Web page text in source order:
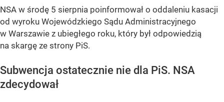
NSA w środę 5 sierpnia poinformował o oddaleniu kasacji
od wyroku Wojewódzkiego Sądu Administracyjnego
w Warszawie z ubiegłego roku, który był odpowiedzią
na skargę ze strony PiS.
Subwencja ostatecznie nie dla PiS. NSA
zdecydował